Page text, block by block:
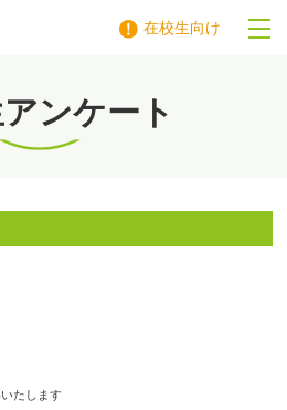
在校生向け
ンケート
たします